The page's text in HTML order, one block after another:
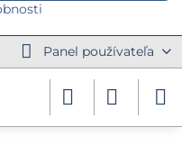
Panel používateľa